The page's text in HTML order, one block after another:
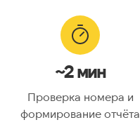
Тип номера:
Оператор связи:
Национальный
Код страны:
~2 мин
Проверка номера и
формирование отчёта